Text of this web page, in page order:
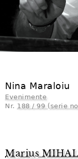
Nina Maraloiu
Evenimente
Nr. 188 / 99 (serie
Marius